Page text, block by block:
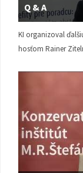
Q & A
KI organizoval
hosťom Rainer